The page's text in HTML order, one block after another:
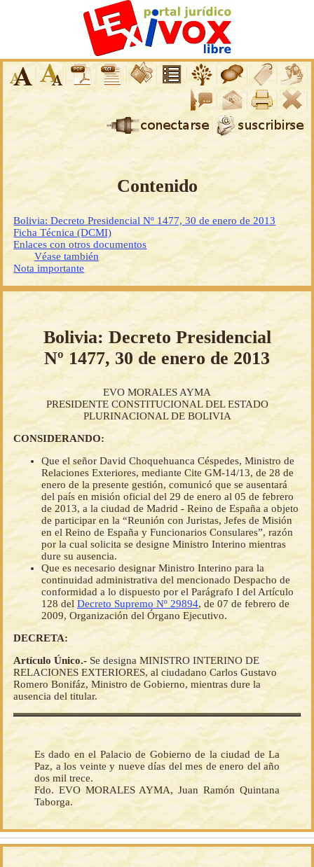
Contenido
Bolivia: Decreto Presidencial Nº 1477, 30 de enero de 2013
Ficha Técnica (DCMI)
Enlaces con otros documentos
Véase también
Nota importante
Bolivia: Decreto Presidencial
Nº 1477, 30 de enero de 2013
EVO MORALES AYMA
PRESIDENTE CONSTITUCIONAL DEL ESTADO
PLURINACIONAL DE BOLIVIA
CONSIDERANDO:
Que el señor David Choquehuanca Céspedes, Ministro de
Relaciones Exteriores, mediante Cite GM-14/13, de 28 de
enero de la presente gestión, comunicó que se ausentará
del país en misión oficial del 29 de enero al 05 de febrero
de 2013, a la ciudad de Madrid - Reino de España a objeto
de participar en la “Reunión con Juristas, Jefes de Misión
en el Reino de España y Funcionarios Consulares”, razón
por la cual solicita se designe Ministro Interino mientras
dure su ausencia.
Que es necesario designar Ministro Interino para la
continuidad administrativa del mencionado Despacho de
conformidad a lo dispuesto por el Parágrafo I del Artículo
128 del Decreto Supremo Nº 29894, de 07 de febrero de
2009, Organización del Órgano Ejecutivo.
DECRETA:
Artículo Único.- Se designa MINISTRO INTERINO DE
RELACIONES EXTERIORES, al ciudadano Carlos Gustavo
Romero Bonifáz, Ministro de Gobierno, mientras dure la
ausencia del titular.
Es dado en el Palacio de Gobierno de la ciudad de La
Paz, a los veinte y nueve días del mes de enero del año
dos mil trece.
Fdo. EVO MORALES AYMA, Juan Ramón Quintana
Taborga.